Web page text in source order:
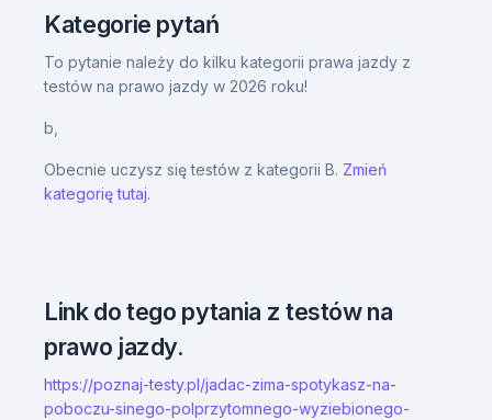
Kategorie pytań
To pytanie należy do kilku kategorii prawa jazdy z
testów na prawo jazdy w 2026 roku!
b,
Obecnie uczysz się testów z kategorii B. Zmień
kategorię tutaj.
Link do tego pytania z testów na
prawo jazdy.
https://poznaj-testy.pl/jadac-zima-spotykasz-na-
poboczu-sinego-polprzytomnego-wyziebionego-